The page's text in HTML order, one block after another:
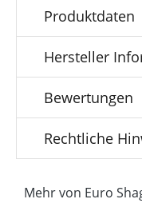
Produktdaten
Hersteller
Bewertungen
Rechtliche
Mehr von Euro